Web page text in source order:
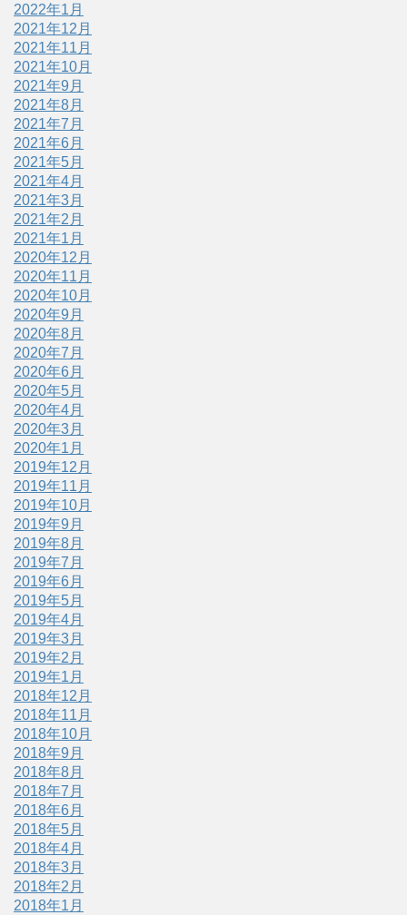
2022年1月
2021年12月
2021年11月
2021年10月
2021年9月
2021年8月
2021年7月
2021年6月
2021年5月
2021年4月
2021年3月
2021年2月
2021年1月
2020年12月
2020年11月
2020年10月
2020年9月
2020年8月
2020年7月
2020年6月
2020年5月
2020年4月
2020年3月
2020年1月
2019年12月
2019年11月
2019年10月
2019年9月
2019年8月
2019年7月
2019年6月
2019年5月
2019年4月
2019年3月
2019年2月
2019年1月
2018年12月
2018年11月
2018年10月
2018年9月
2018年8月
2018年7月
2018年6月
2018年5月
2018年4月
2018年3月
2018年2月
2018年1月